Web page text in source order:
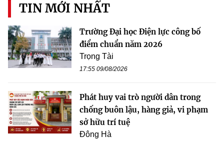
TIN MỚI NHẤT
Trường Đại học Điện lực công bố
điểm chuẩn năm 2026
Trọng Tài
17:55 09/08/2026
Phát huy vai trò người dân trong
chống buôn lậu, hàng giả, vi phạm
sở hữu trí tuệ
Đông Hà